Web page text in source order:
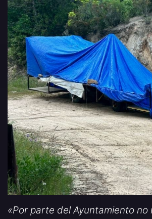
«Por parte del Ayuntamiento no